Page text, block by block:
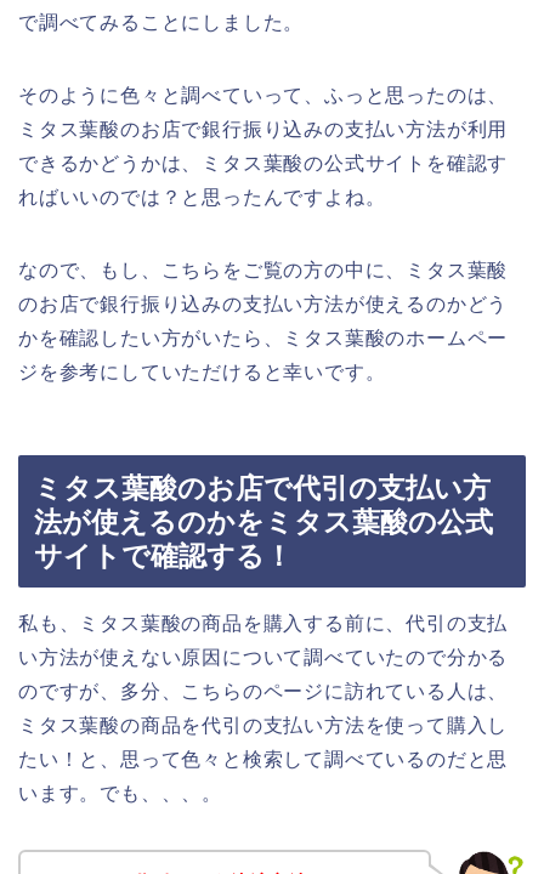
で調べてみることにしました。
そのように色々と調べていって、ふっと思ったのは、
ミタス葉酸のお店で銀行振り込みの支払い方法が利用
できるかどうかは、ミタス葉酸の公式サイトを確認す
ればいいのでは？と思ったんですよね。
なので、もし、こちらをご覧の方の中に、ミタス葉酸
のお店で銀行振り込みの支払い方法が使えるのかどう
かを確認したい方がいたら、ミタス葉酸のホームペー
ジを参考にしていただけると幸いです。
ミタス葉酸のお店で代引の支払い方
法が使えるのかをミタス葉酸の公式
サイトで確認する！
私も、ミタス葉酸の商品を購入する前に、代引の支払
い方法が使えない原因について調べていたので分かる
のですが、多分、こちらのページに訪れている人は、
ミタス葉酸の商品を代引の支払い方法を使って購入し
たい！と、思って色々と検索して調べているのだと思
います。でも、、、。